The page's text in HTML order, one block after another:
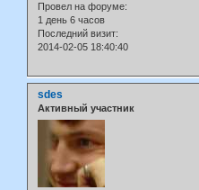
Провел на форуме:
1 день 6 часов
Последний визит:
2014-02-05 18:40:40
sdes
Активный участник